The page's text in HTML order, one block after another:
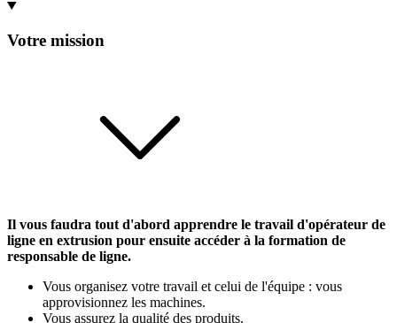
Votre mission
Il vous faudra tout d'abord apprendre le travail d'opérateur de
ligne en extrusion pour ensuite accéder à la formation de
responsable de ligne.
Vous organisez votre travail et celui de l'équipe : vous
approvisionnez les machines.
Vous assurez la qualité des produits.